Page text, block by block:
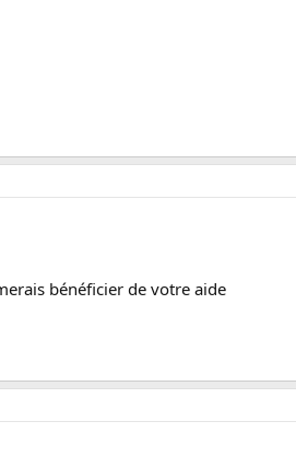
bénéficier de votre aide